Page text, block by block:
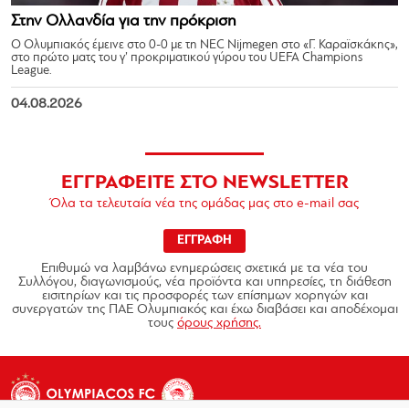
Στην Ολλανδία για την πρόκριση
Ο Ολυμπιακός έμεινε στο 0-0 με τη NEC Nijmegen στο «Γ. Καραϊσκάκης»,
στο πρώτο ματς του γ’ προκριματικού γύρου του UEFA Champions
League.
04.08.2026
ΕΓΓΡΑΦΕΙΤΕ ΣΤΟ NEWSLETTER
Όλα τα τελευταία νέα της ομάδας μας στο e-mail σας
ΕΓΓΡΑΦΗ
Επιθυμώ να λαμβάνω ενημερώσεις σχετικά με τα νέα του
Συλλόγου, διαγωνισμούς, νέα προϊόντα και υπηρεσίες, τη διάθεση
εισιτηρίων και τις προσφορές των επίσημων χορηγών και
συνεργατών της ΠΑΕ Ολυμπιακός και έχω διαβάσει και αποδέχομαι
τους όρους χρήσης.